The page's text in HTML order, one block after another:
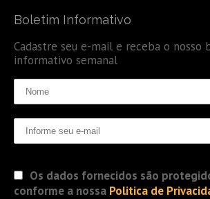
Boletim Informativo
Cadastre seu e-mail e receba o nosso
informativo semanal
Os dados fornecidos são
conforme a nossa Politica de